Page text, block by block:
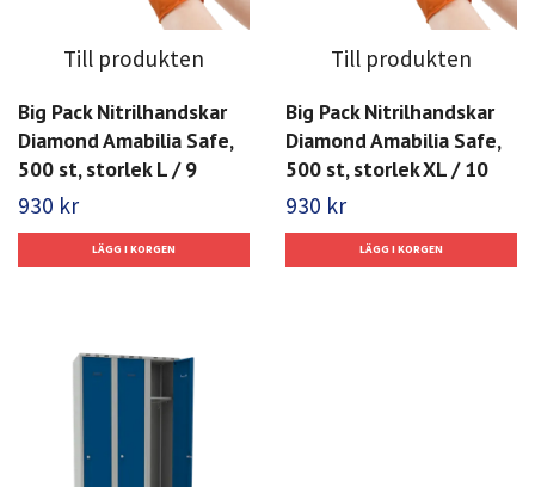
Till produkten
Big Pack Nitrilhandskar
Diamond Amabilia Safe,
500 st, storlek L / 9
930 kr
Till produkten
Big Pack Nitrilhandskar
Diamond Amabilia Safe,
500 st, storlek XL / 10
930 kr